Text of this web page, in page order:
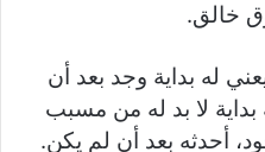
خالق.
له بداية وجد بعد أن
لا بد له من مسبب
أحدثه بعد أن لم يكن.